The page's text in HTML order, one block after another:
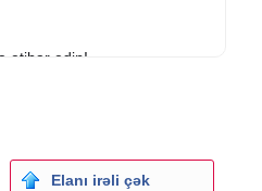
etibar edin!
Elanı irəli çək